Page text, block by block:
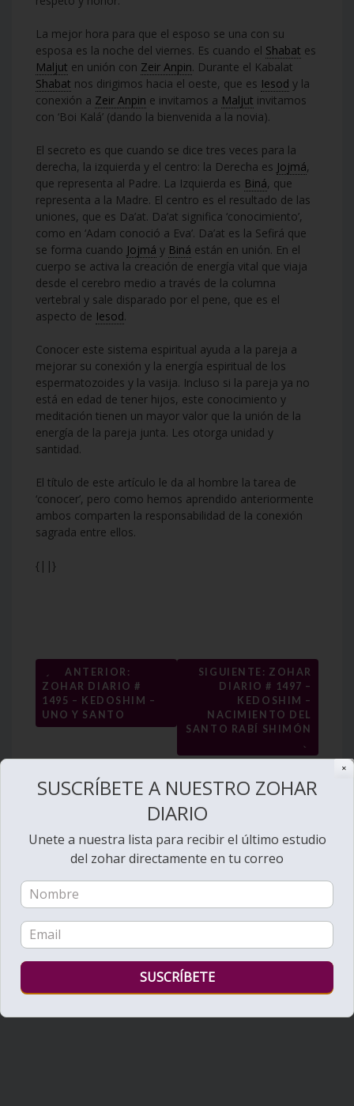
La mejor hora para que el esposo se una con su
esposa es la noche del viernes. Es cuando el Shabat es
Maljut en unión con Zeir Anpin. Durante el Kabalat
Shabat nos dirigimos hacia el oeste, que es Iesod y la
conexión a Zeir Anpin e invitamos a Maljut invitamos
con ‘Boi Kalá’ (dando la bienvenida a la novia).
El secreto es que cuando se dice tres veces para la
derecha, la izquierda y el centro: la Derecha es Jojmá,
que representa al Padre. La Izquierda es Biná, que
representa a la Madre. El centro es el resultado de las
uniones, que es Da’at. Da’at significa ‘conocimiento’,
como en ‘Adam conoció a Eva’. Da’at es la Sefirá que
se forma cuando Jojmá y Biná están en unión. En el
cuerpo se activa la creación de energía vital que viaja
desde el cerebro medio a través de la columna
vertebral y sale disparado por el pene, que es el
aspecto de Iesod.
Conocer este sistema espiritual ayuda a la pareja a
mejorar su conexión y la energía espiritual de los
espermatozoides y la vasija. Incluso si la pareja ya no
está en edad de tener hijos, este conocimiento y
meditación tienen un mayor valor que la unión de la
energía de la pareja junta. Les otorga unidad y
santidad.
El título de este artículo le da al hombre la tarea de
‘conocer’, pero como hemos aprendido anteriormente
ambos comparten la responsabilidad de la conexión
sagrada entre ellos.
{||}
Navegación
de
entradas
←
ANTERIOR:
ZOHAR DIARIO #
1495 – KEDOSHIM –
UNO Y SANTO
SIGUIENTE: ZOHAR
DIARIO # 1497 –
KEDOSHIM –
NACIMIENTO DEL
SANTO RABÍ SHIMÓN
→
✕
SUSCRÍBETE A NUESTRO ZOHAR
DIARIO
Unete a nuestra lista para recibir el último estudio
del zohar directamente en tu correo